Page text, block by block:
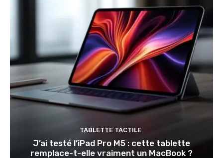
TABLETTE TACTILE
J’ai testé l’iPad Pro M5 : cette tablette
remplace-t-elle vraiment un MacBook ?